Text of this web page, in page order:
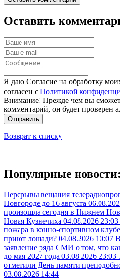
Оставить
Я даю Согласие на обработку
согласен с Политикой
Внимание! Прежде чем вы
комментарий, он будет проверен
Отправить
Возврат к списку
Популярные новости:
Перерывы вещания
Новгороде до 16 августа
произошла сегодня в Нижнем
Новая Кузнечиха 04.08.2026 23:03
пожара в конно-спортивном
приют лошади? 04.08.2026 10:07
заявление ряда СМИ о том, что
до мая 2027 года 03.08.2026 23:03
отметили День памяти
03.08.2026 14:44